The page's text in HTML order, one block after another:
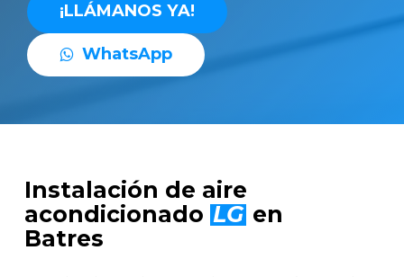
¡LLÁMANOS YA!
WhatsApp
Instalación de aire
acondicionado LG en
Batres